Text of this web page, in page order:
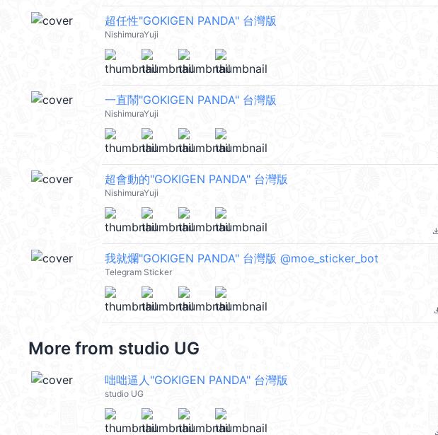
超任性"GOKIGEN PANDA" 台灣版
NishimuraYuji
一直鬧"GOKIGEN PANDA" 台灣版
NishimuraYuji
超會動的"GOKIGEN PANDA" 台灣版
NishimuraYuji
我就爛"GOKIGEN PANDA" 台灣版 @moe_sticker_bot
Telegram Sticker
More from studio UG
咄咄逼人"GOKIGEN PANDA" 台灣版
studio UG